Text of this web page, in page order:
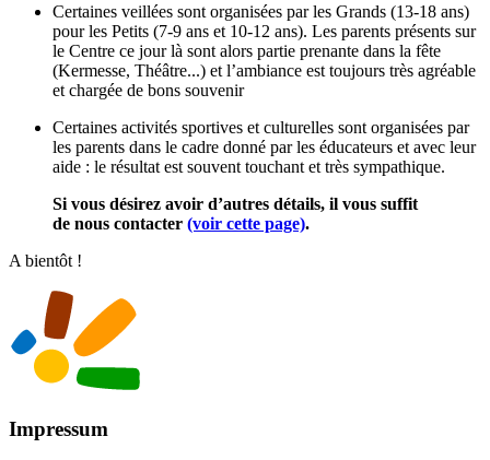
Certaines veillées sont organisées par les Grands (13-18 ans)
pour les Petits (7-9 ans et 10-12 ans). Les parents présents sur
le Centre ce jour là sont alors partie prenante dans la fête
(Kermesse, Théâtre...) et l’ambiance est toujours très agréable
et chargée de bons souvenir
Certaines activités sportives et culturelles sont organisées par
les parents dans le cadre donné par les éducateurs et avec leur
aide : le résultat est souvent touchant et très sympathique.
Si vous désirez avoir d’autres détails, il vous suffit
de nous contacter (voir cette page).
A bientôt !
Impressum